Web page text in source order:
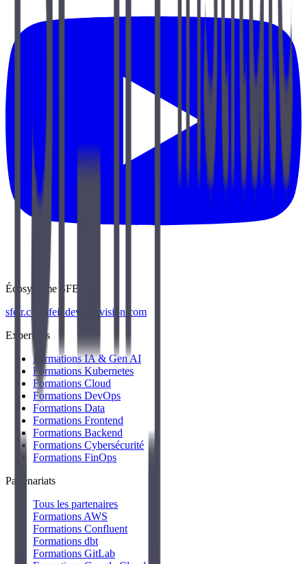
Écosystème SFEIR
sfeir.com
sfeir.dev
wenvision.com
Expertises
Formations IA & Gen AI
Formations Kubernetes
Formations Cloud
Formations DevOps
Formations Data
Formations Frontend
Formations Backend
Formations Cybersécurité
Formations FinOps
Partenariats
Tous les partenaires
Formations AWS
Formations Confluent
Formations dbt
Formations GitLab